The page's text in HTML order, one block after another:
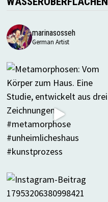
marinasosseh
German Artist